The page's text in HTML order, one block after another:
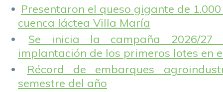
Presentaron el queso gigante de
cuenca láctea Villa María
Se inicia la campaña 2026/
implantación de los primeros lotes en
Récord de embarques
semestre del año